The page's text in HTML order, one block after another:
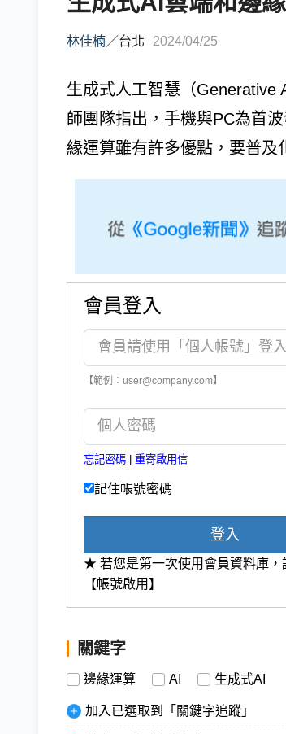
林佳楠／台北 2024/04/25
生成式人工智慧（Generative
師團隊指出，手機與PC為首
緣運算雖有許多優點，要普及
會員登入
【範例：user@company.com】
忘記密碼 | 重寄啟用信
記住帳號密碼
登入
★ 若您是第一次使用會員資料庫，
【帳號啟用】
關鍵字
邊緣運算 AI 生成式AI
加入已選取到「關鍵字追蹤」